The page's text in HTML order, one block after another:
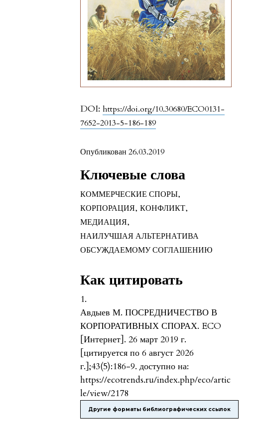
DOI:https://doi.org/10.30680/ECO0131-
7652-2013-5-186-189
Опубликован 26.03.2019
Ключевые слова
КОММЕРЧЕСКИЕ СПОРЫ,
КОРПОРАЦИЯ, КОНФЛИКТ,
МЕДИАЦИЯ,
НАИЛУЧШАЯ АЛЬТЕРНАТИВА
ОБСУЖДАЕМОМУ СОГЛАШЕНИЮ
Как цитировать
1.
Авдыев М. ПОСРЕДНИЧЕСТВО В
КОРПОРАТИВНЫХ СПОРАХ. ECO
[Интернет]. 26 март 2019 г.
[цитируется по 6 август 2026
г.];43(5):186-9. доступно на:
https://ecotrends.ru/index.php/eco/artic
le/view/2178
Другие форматы библиографических ссылок